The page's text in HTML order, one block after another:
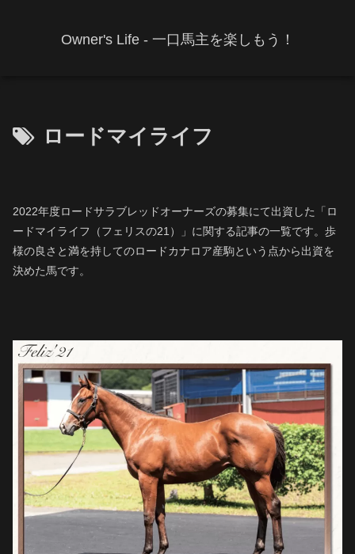
Owner's Life - 一口馬主を楽しもう！
ロードマイライフ
2022年度ロードサラブレッドオーナーズの募集にて出資した「ロ
ードマイライフ（フェリスの21）」に関する記事の一覧です。歩
様の良さと満を持してのロードカナロア産駒という点から出資を
決めた馬です。